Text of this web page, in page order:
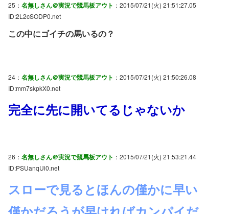
25： 名無しさん＠実況で競馬板アウト ：2015/07/21(火) 21:51:27.05
ID:2L2cSODP0.net
この中にゴイチの馬いるの？
24： 名無しさん＠実況で競馬板アウト ：2015/07/21(火) 21:50:26.08
ID:mm7skpkX0.net
完全に先に開いてるじゃないか
26： 名無しさん＠実況で競馬板アウト ：2015/07/21(火) 21:53:21.44
ID:PSUanqUi0.net
スローで見るとほんの僅かに早い